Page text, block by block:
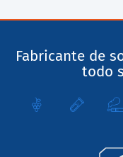
Fabricante de
todo